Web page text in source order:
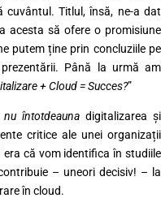
cuvântul. Titlul, însă, ne-a dat
acesta să ofere o promisiune
putem ține prin concluziile pe
Până la urmă am
+ Cloud = Succes?”
nu întotdeauna digitalizarea și
critice ale unei organizații
că vom identifica în studiile
– uneori decisiv! – la
în cloud.